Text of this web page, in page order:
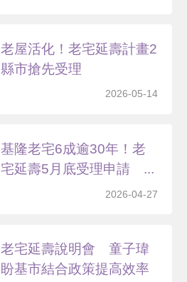
老屋活化！老宅延壽計畫2
縣市搶先受理
2026-05-14
基隆老宅6成逾30年！老
宅延壽5月底受理申請 ...
2026-04-27
老宅延壽說明會 童子瑋
盼基市結合政策提高效率